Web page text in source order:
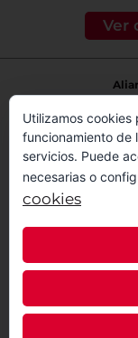
Ver
Utilizamos
funcionamiento de
servicios. Puede
necesarias o
cookies